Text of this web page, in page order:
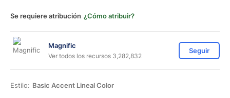
Se requiere atribución ¿Cómo atribuir?
Magnific
Ver todos los recursos 3,282,832
Seguir
Estilo: Basic Accent Lineal Color